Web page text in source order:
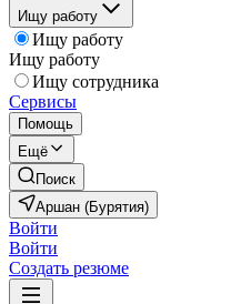
Ищу работу
Ищу работу
Ищу работу
Ищу сотрудника
Сервисы
Помощь
Ещё
Поиск
Аршан (Бурятия)
Войти
Войти
Создать резюме